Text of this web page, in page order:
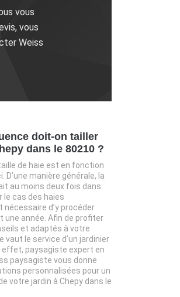
vous
vous
Weiss
doit-on tailler
dans le 80210 ?
de haie est en fonction
D’une manière générale, la
au moins deux fois dans
le cas des haies
nécessaire d’y procéder
une année. Afin de profiter
et adaptés à votre
vaut le service d’un jardinier
effet, paysagiste expert en
paysagiste vous donne
personnalisées pour un
votre jardin à Chepy dans le